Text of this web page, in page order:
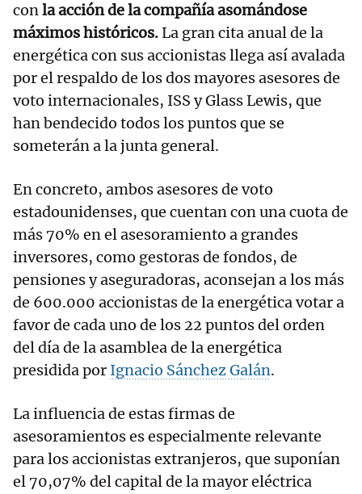
conla acción de la compañía asomándose
máximos históricos.La gran cita anual de la
energética con sus accionistas llega así avalada
por el respaldo de los dos mayores asesores de
voto internacionales, ISS y Glass Lewis, que
han bendecido todos los puntos que se
someterán a la junta general.
En concreto, ambos asesores de voto
estadounidenses, que cuentan con una cuota de
más 70% en el asesoramiento a grandes
inversores, como gestoras de fondos, de
pensiones y aseguradoras, aconsejan a los más
de 600.000 accionistas de la energética votar a
favor de cada uno de los 22 puntos del orden
del día de la asamblea de la energética
presidida por Ignacio Sánchez Galán.
La influencia de estas firmas de
asesoramientos es especialmente relevante
para los accionistas extranjeros, que suponían
el 70,07% del capital de la mayor eléctrica